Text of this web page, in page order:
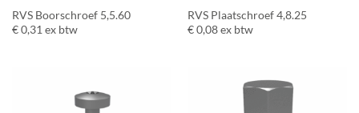
RVS Boorschroef 5,5.60
€0,31 ex btw
RVS Plaatschroef 4,8.25
€0,08 ex btw